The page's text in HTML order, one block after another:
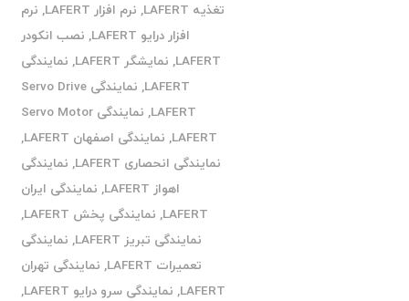
تغذیه LAFERT
, نرم افزار LAFERT , نرم
افزار درایو LAFERT
, نصب انکودر
LAFERT
, نمایشگر LAFERT , نمایندگی
LAFERT
,
نمایندگی Servo Drive
LAFERT
,
نمایندگی Servo Motor
LAFERT
, نمایندگی اصفهان LAFERT
,
نمایندگی انحصاری LAFERT
, نمایندگی
اهواز LAFERT
, نمایندگی ایران
LAFERT
, نمایندگی پخش LAFERT
,
نمایندگی تبریز LAFERT
, نمایندگی
تعمیرات LAFERT
, نمایندگی تهران
LAFERT
, نمایندگی سرو درایو LAFERT
,